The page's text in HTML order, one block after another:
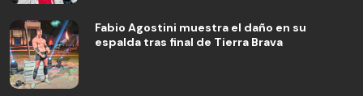
Fabio Agostini muestra el daño en su
espalda tras final de Tierra Brava